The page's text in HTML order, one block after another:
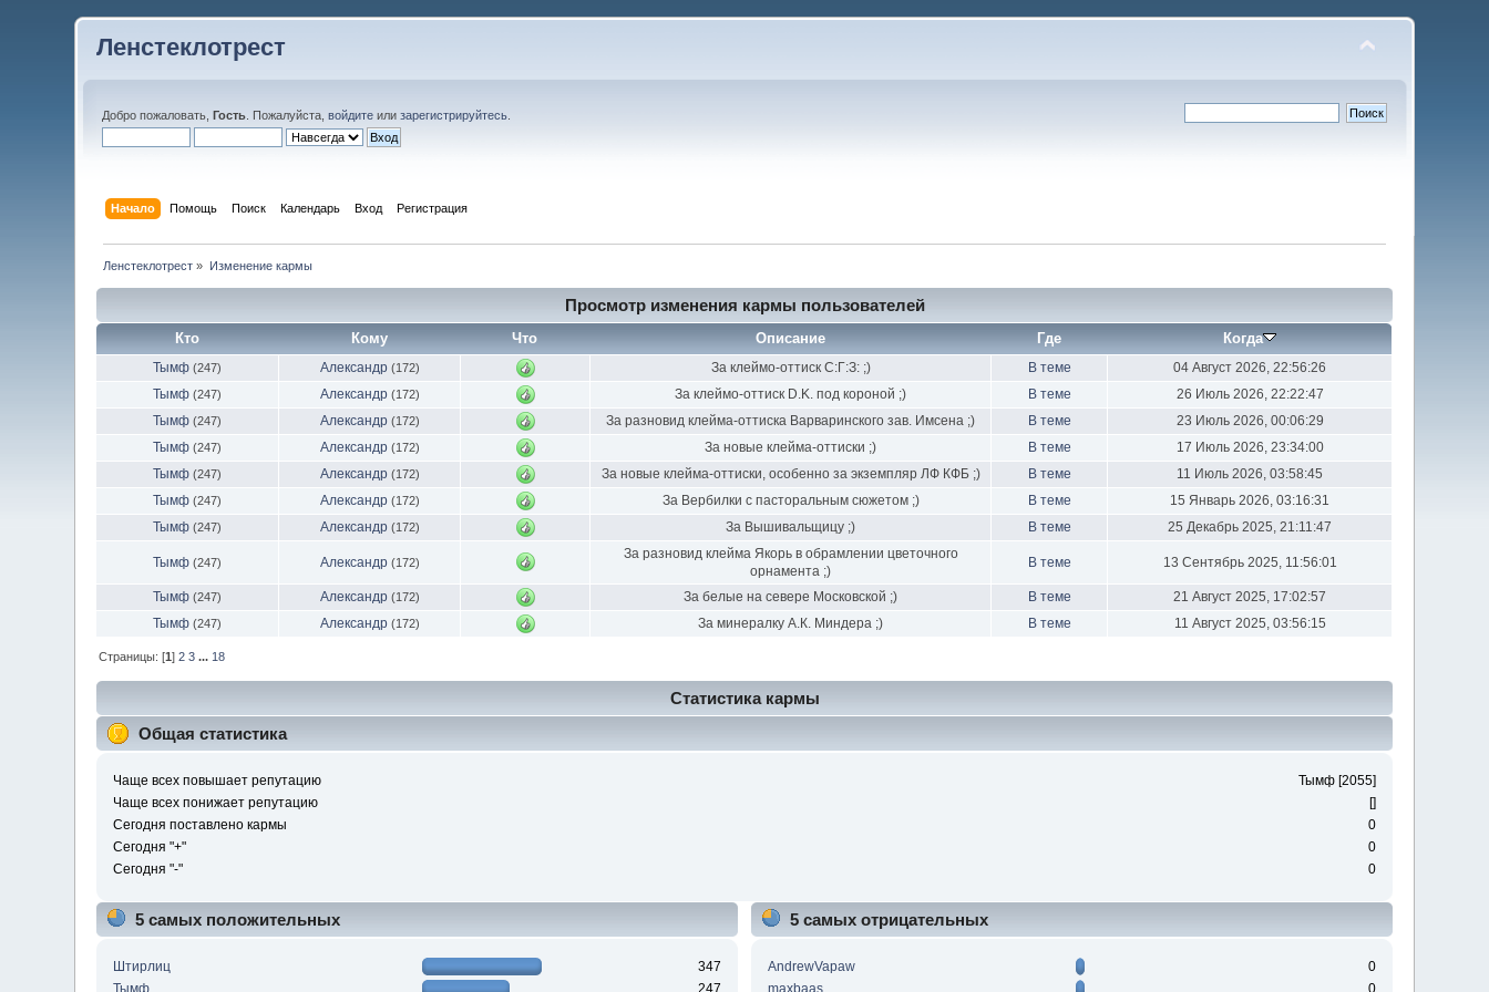
Ленстеклотрест
Добро пожаловать,Гость . Пожалуйста,войдите илизарегистрируйтесь
Начало Помощь Поиск Календарь Вход Регистрация
Ленстеклотрест » Изменение кармы
Просмотр изменения кармы пользователей
Кто Кому Что Описание Где Когда
Тымф (247) Александр (172) За клеймо-оттиск С:Г:З: ;) В теме
04 Август 2026, 22:56:26
Тымф (247) Александр (172) За клеймо-оттиск D.K. под короной ;) В теме
26 Июль 2026, 22:22:47
Тымф (247) Александр (172) За разновид клейма-оттиска Варваринского зав. Имсена ;) В теме
23 Июль 2026, 00:06:29
Тымф (247) Александр (172) За новые клейма-оттиски ;) В теме
17 Июль 2026, 23:34:00
Тымф (247) Александр (172) За новые клейма-оттиски, особенно за экземпляр ЛФ КФБ ;) В теме
11 Июль 2026, 03:58:45
Тымф (247) Александр (172) За Вербилки с пасторальным сюжетом ;) В теме
15 Январь 2026, 03:16:31
Тымф (247) Александр (172) За Вышивальщицу ;) В теме 25 Декабрь 2025, 21:11:47
Тымф (247) Александр (172)
За разновид клейма Якорь в обрамлении цветочного
орнамента ;)
В теме 13 Сентябрь 2025, 11:56:01
Тымф (247) Александр (172) За белые на севере Московской ;) В теме
21 Август 2025, 17:02:57
Тымф (247) Александр (172) За минералку А.К. Миндера ;) В теме 11 Август 2025, 03:56:15
Страницы: [1]2 3 ... 18
Статистика кармы
Общая статистика
Чаще всех повышает репутацию
Тымф [2055]
Чаще всех понижает репутацию
[]
Сегодня поставлено кармы
0
Сегодня "+"
0
Сегодня "-"
0
5 самых положительных
Штирлиц
347
5 самых отрицательных
AndrewVapaw
0